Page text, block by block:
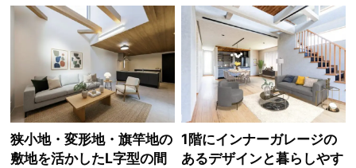
狭小地・変形地・旗竿地の
敷地を活かしたL字型の間
1階にインナーガレージの
あるデザインと暮らしやす